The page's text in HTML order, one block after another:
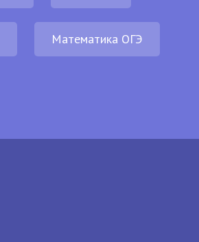
Математика ОГЭ